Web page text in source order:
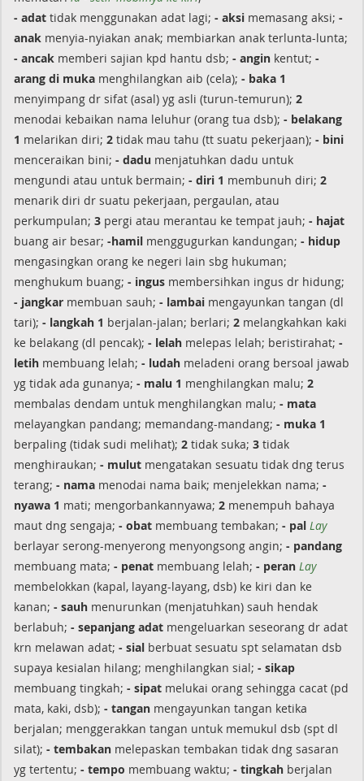
- adat tidak menggunakan adat lagi; - aksi memasang aksi; -
anak menyia-nyiakan anak; membiarkan anak terlunta-lunta;
- ancak memberi sajian kpd hantu dsb; - angin kentut; -
arang di muka menghilangkan aib (cela); - baka 1
menyimpang dr sifat (asal) yg asli (turun-temurun); 2
menodai kebaikan nama leluhur (orang tua dsb); - belakang
1 melarikan diri; 2 tidak mau tahu (tt suatu pekerjaan); - bini
menceraikan bini; - dadu menjatuhkan dadu untuk
mengundi atau untuk bermain; - diri 1 membunuh diri; 2
menarik diri dr suatu pekerjaan, pergaulan, atau
perkumpulan; 3 pergi atau merantau ke tempat jauh; - hajat
buang air besar; -hamil menggugurkan kandungan; - hidup
mengasingkan orang ke negeri lain sbg hukuman;
menghukum buang; - ingus membersihkan ingus dr hidung;
- jangkar membuan sauh; - lambai mengayunkan tangan (dl
tari); - langkah 1 berjalan-jalan; berlari; 2 melangkahkan kaki
ke belakang (dl pencak); - lelah melepas lelah; beristirahat; -
letih membuang lelah; - ludah meladeni orang bersoal jawab
yg tidak ada gunanya; - malu 1 menghilangkan malu; 2
membalas dendam untuk menghilangkan malu; - mata
melayangkan pandang; memandang-mandang; - muka 1
berpaling (tidak sudi melihat); 2 tidak suka; 3 tidak
menghiraukan; - mulut mengatakan sesuatu tidak dng terus
terang; - nama menodai nama baik; menjelekkan nama; -
nyawa 1 mati; mengorbankannyawa; 2 menempuh bahaya
maut dng sengaja; - obat membuang tembakan; - pal Lay
berlayar serong-menyerong menyongsong angin; - pandang
membuang mata; - penat membuang lelah; - peran Lay
membelokkan (kapal, layang-layang, dsb) ke kiri dan ke
kanan; - sauh menurunkan (menjatuhkan) sauh hendak
berlabuh; - sepanjang adat mengeluarkan seseorang dr adat
krn melawan adat; - sial berbuat sesuatu spt selamatan dsb
supaya kesialan hilang; menghilangkan sial; - sikap
membuang tingkah; - sipat melukai orang sehingga cacat (pd
mata, kaki, dsb); - tangan mengayunkan tangan ketika
berjalan; menggerakkan tangan untuk memukul dsb (spt dl
silat); - tembakan melepaskan tembakan tidak dng sasaran
yg tertentu; - tempo membuang waktu; - tingkah berjalan